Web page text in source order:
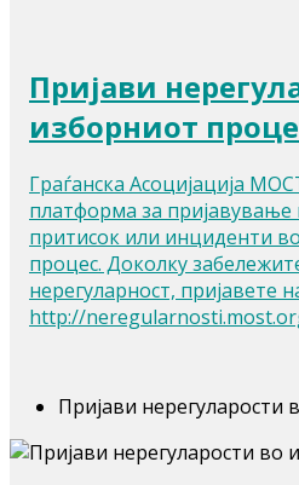
Пријави
изборниот
Граѓанска Асоцијација
платформа за пријавување
притисок или инциденти
процес. Доколку
нерегуларност, пријавете
http://
Пријави нерегуларости